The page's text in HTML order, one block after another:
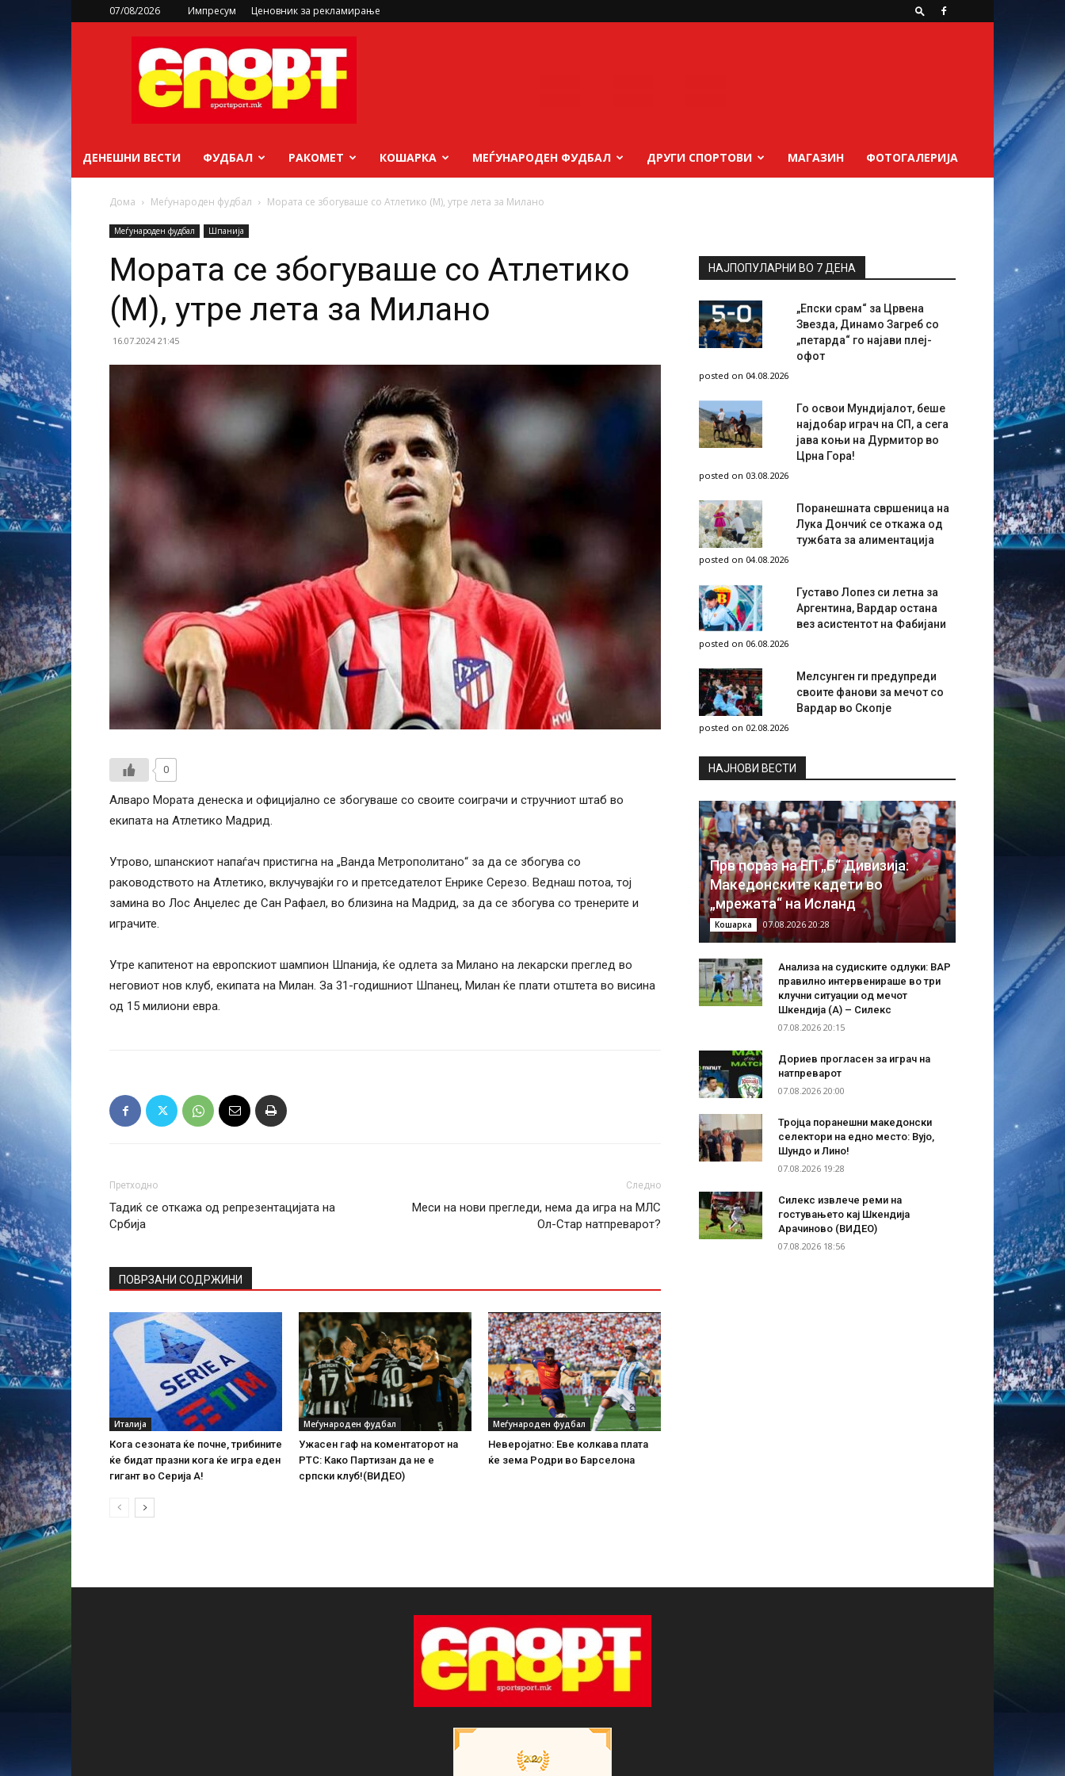
07/08/2026 Импресум Ценовник за рекламирање
sportsport.mk
ДЕНЕШНИ ВЕСТИ ФУДБАЛ РАКОМЕТ КОШАРКА МЕЃУНАРОДЕН ФУДБАЛ ДРУГИ СПОРТОВИ МАГАЗИН ФОТОГАЛЕРИЈА
Дома Меѓународен фудбал Мората се збогуваше со Атлетико (М), утре лета за Милано
Меѓународен фудбал Шпанија
Мората се збогуваше со Атлетико
(М), утре лета за Милано
16.07.2024 21:45
0
Алваро Мората денеска и официјално се збогуваше со своите соиграчи и стручниот штаб во
екипата на Атлетико Мадрид.
Утрово, шпанскиот напаѓач пристигна на „Ванда Метрополитано“ за да се збогува со
раководството на Атлетико, вклучувајќи го и претседателот Енрике Серезо. Веднаш потоа, тој
замина во Лос Анџелес де Сан Рафаел, во близина на Мадрид, за да се збогува со тренерите и
играчите.
Утре капитенот на европскиот шампион Шпанија, ќе одлета за Милано на лекарски преглед во
неговиот нов клуб, екипата на Милан. За 31-годишниот Шпанец, Милан ќе плати отштета во висина
од 15 милиони евра.
Претходно
Тадиќ се откажа од репрезентацијата на
Србија
Следно
Меси на нови прегледи, нема да игра на МЛС
Ол-Стар натпреварот?
ПОВРЗАНИ СОДРЖИНИ
Италија
Кога сезоната ќе почне, трибините
ќе бидат празни кога ќе игра еден
гигант во Серија А!
Меѓународен фудбал
Ужасен гаф на коментаторот на
РТС: Како Партизан да не е
српски клуб!(ВИДЕО)
Меѓународен фудбал
Неверојатно: Еве колкава плата
ќе зема Родри во Барселона
НАЈПОПУЛАРНИ ВО 7 ДЕНА
„Епски срам“ за Црвена
Звезда, Динамо Загреб со
„петарда“ го најави плеј-
офот
posted on 04.08.2026
Го освои Мундијалот, беше
најдобар играч на СП, а сега
јава коњи на Дурмитор во
Црна Гора!
posted on 03.08.2026
Поранешната свршеница на
Лука Дончиќ се откажа од
тужбата за алиментација
posted on 04.08.2026
Густаво Лопез си летна за
Аргентина, Вардар остана
вез асистентот на Фабијани
posted on 06.08.2026
Мелсунген ги предупреди
своите фанови за мечот со
Вардар во Скопје
posted on 02.08.2026
НAЈНОВИ ВЕСТИ
Прв пораз на ЕП „Б“ Дивизија:
Македонските кадети во
„мрежата“ на Исланд
Кошарка 07.08.2026 20:28
Анализа на судиските одлуки: ВАР
правилно интервенираше во три
клучни ситуации од мечот
Шкендија (А) – Силекс
07.08.2026 20:15
Дориев прогласен за играч на
натпреварот
07.08.2026 20:00
Тројца поранешни македонски
селектори на едно место: Вујо,
Шундо и Лино!
07.08.2026 19:28
Силекс извлече реми на
гостувањето кај Шкендија
Арачиново (ВИДЕО)
07.08.2026 18:56